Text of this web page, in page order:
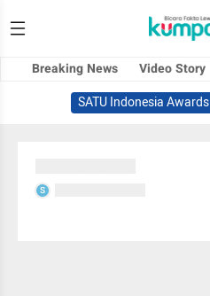
Breaking News Video Story
SATU Indonesia Awards
S